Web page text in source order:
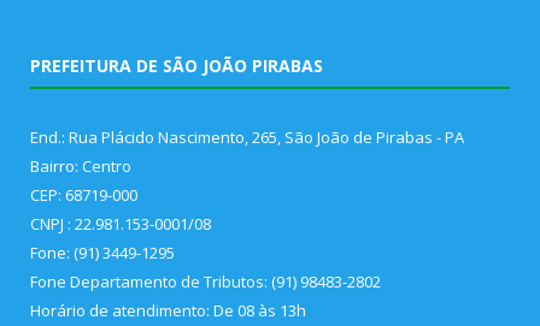
PREFEITURA DE SÃO JOÃO PIRABAS
End.: Rua Plácido Nascimento, 265, São João de Pirabas - PA
Bairro: Centro
CEP: 68719-000
CNPJ : 22.981.153-0001/08
Fone: (91) 3449-1295
Fone Departamento de Tributos: (91) 98483-2802
Horário de atendimento: De 08 às 13h